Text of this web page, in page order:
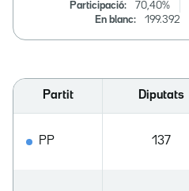
Participació: 70,40%
En blanc:
199.392
Partit Diputats
PP 137